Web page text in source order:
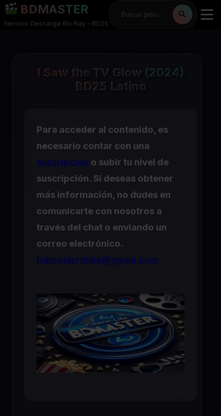
BDMASTER
Servicio Descarga Blu-Ray – BD25
I Saw the TV Glow (2024)
BD25 Latino
Para acceder al contenido, es
necesario contar con una
suscripción o subir tu nivel de
suscripción. Si deseas obtener
más información, no dudes en
comunicarte con nosotros a
través del chat o enviando un
correo electrónico.
bdmasterchile@gmail.com